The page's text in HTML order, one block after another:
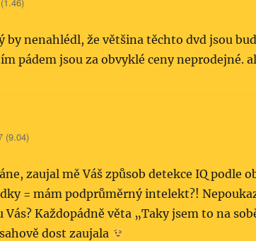
by nenahlédl, že většina těchto dvd jsou
pádem jsou za obvyklé ceny neprodejné.
(9.04)
zaujal mě Váš způsob detekce IQ podle
= mám podprůměrný intelekt?!
Vás? Každopádně věta „Taky jsem to na
dost zaujala